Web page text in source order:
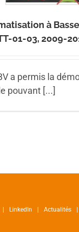
à
01-03, 2009-
a permis la
pouvant [...]
LinkedIn Actualités